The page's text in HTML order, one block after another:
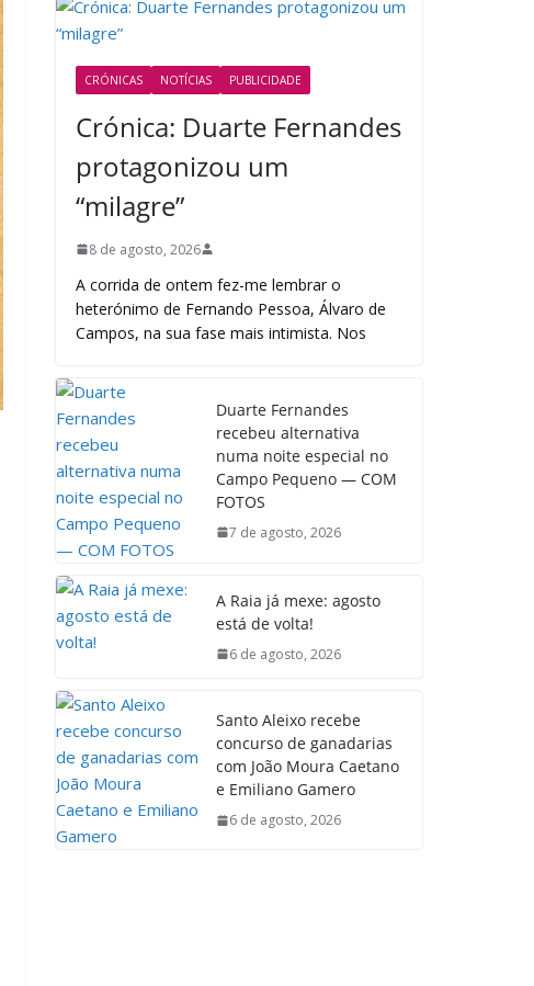
CRÓNICAS NOTÍCIAS PUBLICIDADE
Crónica: Duarte Fernandes
protagonizou um
“milagre”
8 de agosto, 2026
A corrida de ontem fez-me lembrar o
heterónimo de Fernando Pessoa, Álvaro de
Campos, na sua fase mais intimista. Nos
Duarte Fernandes
recebeu alternativa
numa noite especial no
Campo Pequeno — COM
FOTOS
7 de agosto, 2026
A Raia já mexe: agosto
está de volta!
6 de agosto, 2026
Santo Aleixo recebe
concurso de ganadarias
com João Moura Caetano
e Emiliano Gamero
6 de agosto, 2026